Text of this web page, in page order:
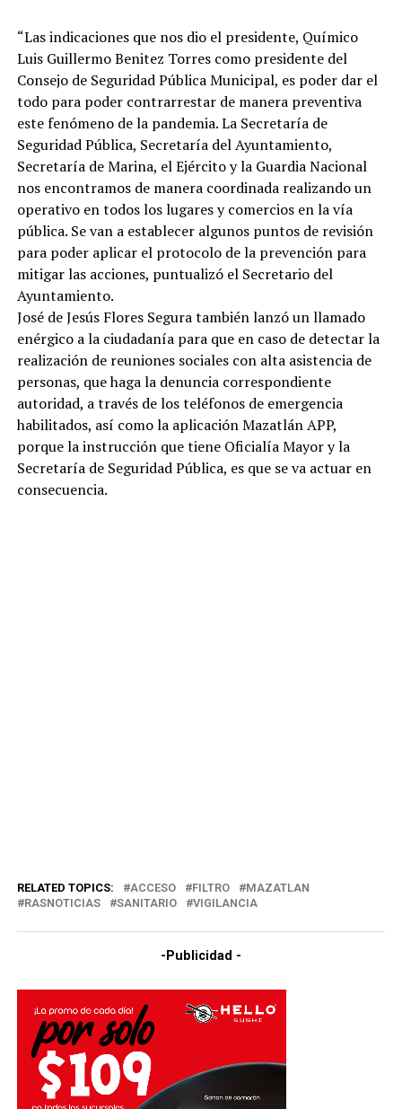
“Las indicaciones que nos dio el presidente, Químico
Luis Guillermo Benitez Torres como presidente del
Consejo de Seguridad Pública Municipal, es poder dar el
todo para poder contrarrestar de manera preventiva
este fenómeno de la pandemia. La Secretaría de
Seguridad Pública, Secretaría del Ayuntamiento,
Secretaría de Marina, el Ejército y la Guardia Nacional
nos encontramos de manera coordinada realizando un
operativo en todos los lugares y comercios en la vía
pública. Se van a establecer algunos puntos de revisión
para poder aplicar el protocolo de la prevención para
mitigar las acciones, puntualizó el Secretario del
Ayuntamiento.
José de Jesús Flores Segura también lanzó un llamado
enérgico a la ciudadanía para que en caso de detectar la
realización de reuniones sociales con alta asistencia de
personas, que haga la denuncia correspondiente
autoridad, a través de los teléfonos de emergencia
habilitados, así como la aplicación Mazatlán APP,
porque la instrucción que tiene Oficialía Mayor y la
Secretaría de Seguridad Pública, es que se va actuar en
consecuencia.
RELATED TOPICS: ACCESO FILTRO
MAZATLAN
RASNOTICIAS
SANITARIO VIGILANCIA
-Publicidad -